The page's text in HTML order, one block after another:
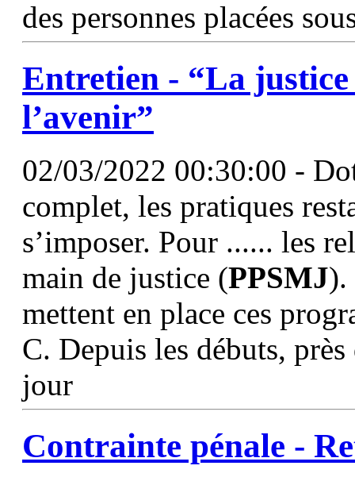
des personnes placées
Entretien - “La justice
l’avenir”
02/03/2022 00:30:00 -
complet, les pratiques
s’imposer. Pour ...... les
main de justice (PPSMJ).
mettent en place ces
C. Depuis les débuts,
jour
Contrainte pénale -